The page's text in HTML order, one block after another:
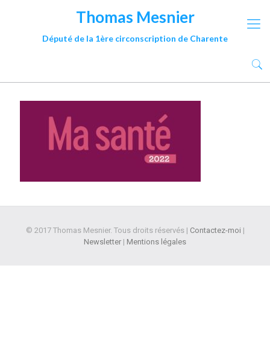
Thomas Mesnier
Député de la 1ère circonscription de Charente
© 2017 Thomas Mesnier. Tous droits réservés | Contactez-moi |
Newsletter | Mentions légales